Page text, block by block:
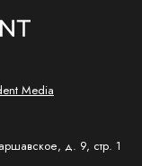
Media
д. 9, стр. 1